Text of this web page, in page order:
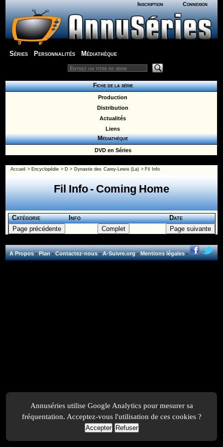
Inscription Connexion
Séries Personnalités Médiathèque
Fiche de la série
Production
Distribution
Actualités
Liens
Médiathèque
DVD en Séries
Accueil > Encyclopédie > D > Dynastie des Carey-Lewis (La) > Fil Info
Fil Info - Coming Home
Catégorie Info Date
A Propos-Plan-Contactez-nous-A-Suivre.org-Mentions légales-
Annuséries utilise Google Analytics pour mesurer sa
fréquentation. Acceptez-vous l'utilisation de ces cookies ?
Accepter Refuser